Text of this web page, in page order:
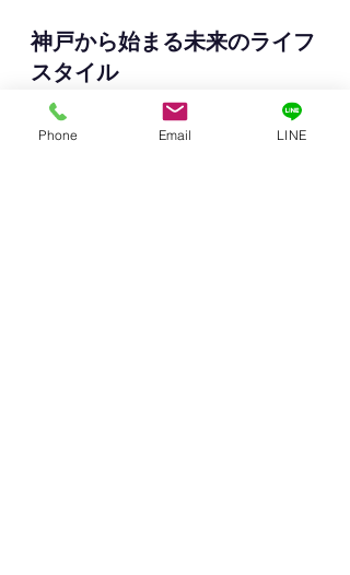
神戸から始まる未来のライフ
スタイル
神戸は、海と山に囲まれた美しい街
Phone Email LINE